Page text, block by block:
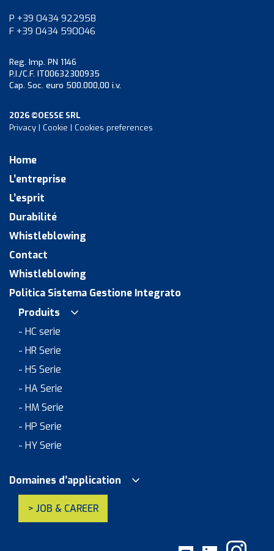
P +39 0434 922958
F +39 0434 590046
Reg. Imp. PN 1146
P.I./C.F. IT00632300935
Cap. Soc. euro 500.000,00 i.v.
2026 ©OESSE SRL
Privacy | Cookie | Cookies preferences
Home
L’entreprise
L’esprit
Durabilité
Whistleblowing
Contact
Whistleblowing
Politica Sistema Gestione Integrato
Produits
- HC serie
- HR Serie
- HS Serie
- HA Serie
- HM Serie
- HP Serie
- HY Serie
Domaines d’application
> JOB & CAREER